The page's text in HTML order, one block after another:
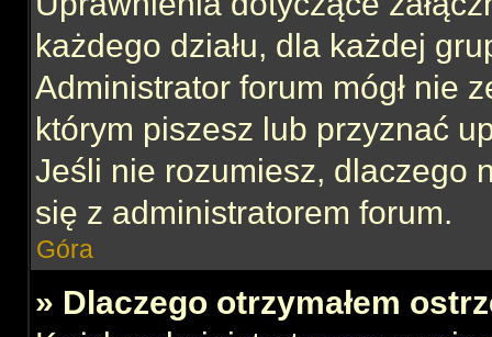
każdego działu, dla każdej
Administrator forum mógł nie
którym piszesz lub przyznać
Jeśli nie rozumiesz, dlaczego
się z administratorem forum.
Góra
» Dlaczego otrzymałem